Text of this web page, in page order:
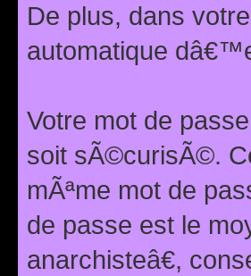
De plus, dans
automatique
Votre mot de
soit sÃ©curisÃ©.
mÃªme mot de
de passe est le
anarchisteâ€,